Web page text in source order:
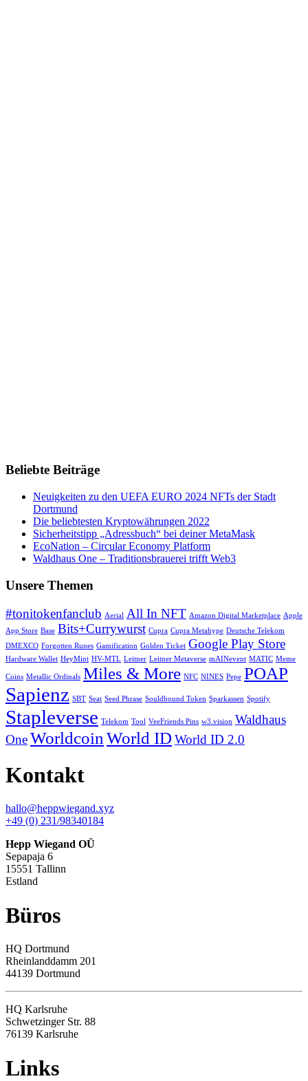
Beliebte Beiträge
Neuigkeiten zu den UEFA EURO 2024 NFTs der Stadt
Dortmund
Die beliebtesten Kryptowährungen 2022
Sicherheitstipp „Adressbuch“ bei deiner MetaMask
EcoNation – Circular Economy Platform
Waldhaus One – Traditionsbrauerei trifft Web3
Unsere Themen
#tonitokenfanclub Aerial All In NFT Amazon Digital Marketplace Apple
App Store Base Bits+Currywurst Cupra Cupra Metahype Deutsche Telekom
DMEXCO Forgotten Runes Gamification Golden Ticket Google Play Store
Hardware Wallet HeyMint HV-MTL Leitner Leitner Metaverse mAINevent MATIC Meme
Coins Metallic Ordinals Miles & More NFC NINES Pepe POAP
Sapienz SBT Seat Seed Phrase Souldbound Token Sparkassen Spotify
Stapleverse Telekom Tool VeeFriends Pins w3.vision Waldhaus
OneWorldcoin World ID World ID 2.0
Kontakt
hallo@heppwiegand.xyz
+49 (0) 231/98340184
Hepp Wiegand OÜ
Sepapaja 6
15551 Tallinn
Estland
Büros
HQ Dortmund
Rheinlanddamm 201
44139 Dortmund
HQ Karlsruhe
Schwetzinger Str. 88
76139 Karlsruhe
Links